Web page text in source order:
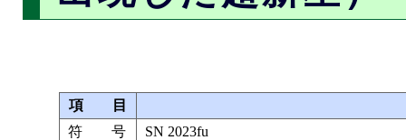
項 目
符 号
SN 2023fu